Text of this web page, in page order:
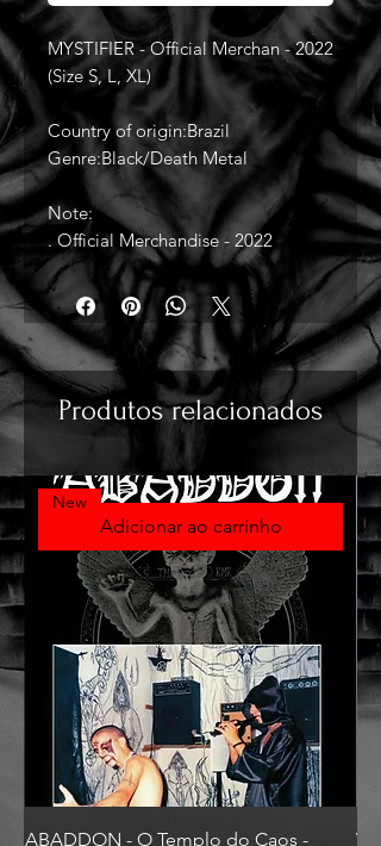
MYSTIFIER - Official Merchan - 2022
(Size S, L, XL)
Country of origin:Brazil
Genre:Black/Death Metal
Note:
. Official Merchandise - 2022
Produtos relacionados
Adicionar ao carrinho
New
ABADDON - O Templo do Caos -